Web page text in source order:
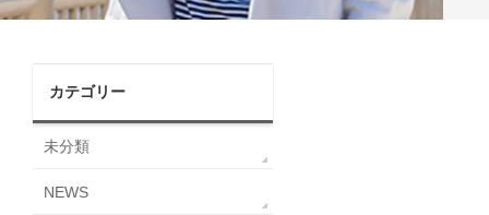
カテゴリー
未分類
NEWS